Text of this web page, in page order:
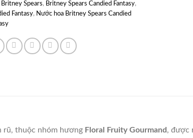
Britney Spears, Britney Spears Candied Fantasy,
Fantasy, Nước hoa Britney Spears Candied
rũ, thuộc nhóm hương Floral Fruity Gourmand, được